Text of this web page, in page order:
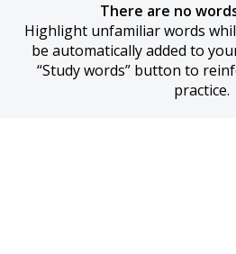
There are no
Highlight unfamiliar words
be automatically added to
“Study words” button to
practice.